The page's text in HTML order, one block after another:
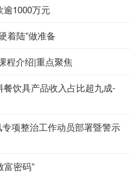
逾1000万元
着陆”做准备
程介绍|重点聚焦
饮具产品收入占比超九成-
项整治工作动员部署暨警示
富密码”